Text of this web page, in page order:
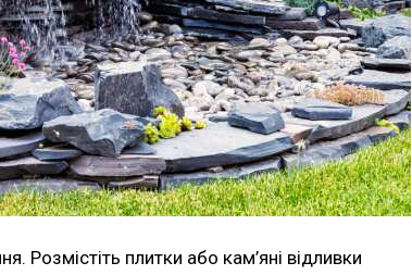
Розмістіть плитки або кам’яні відливки